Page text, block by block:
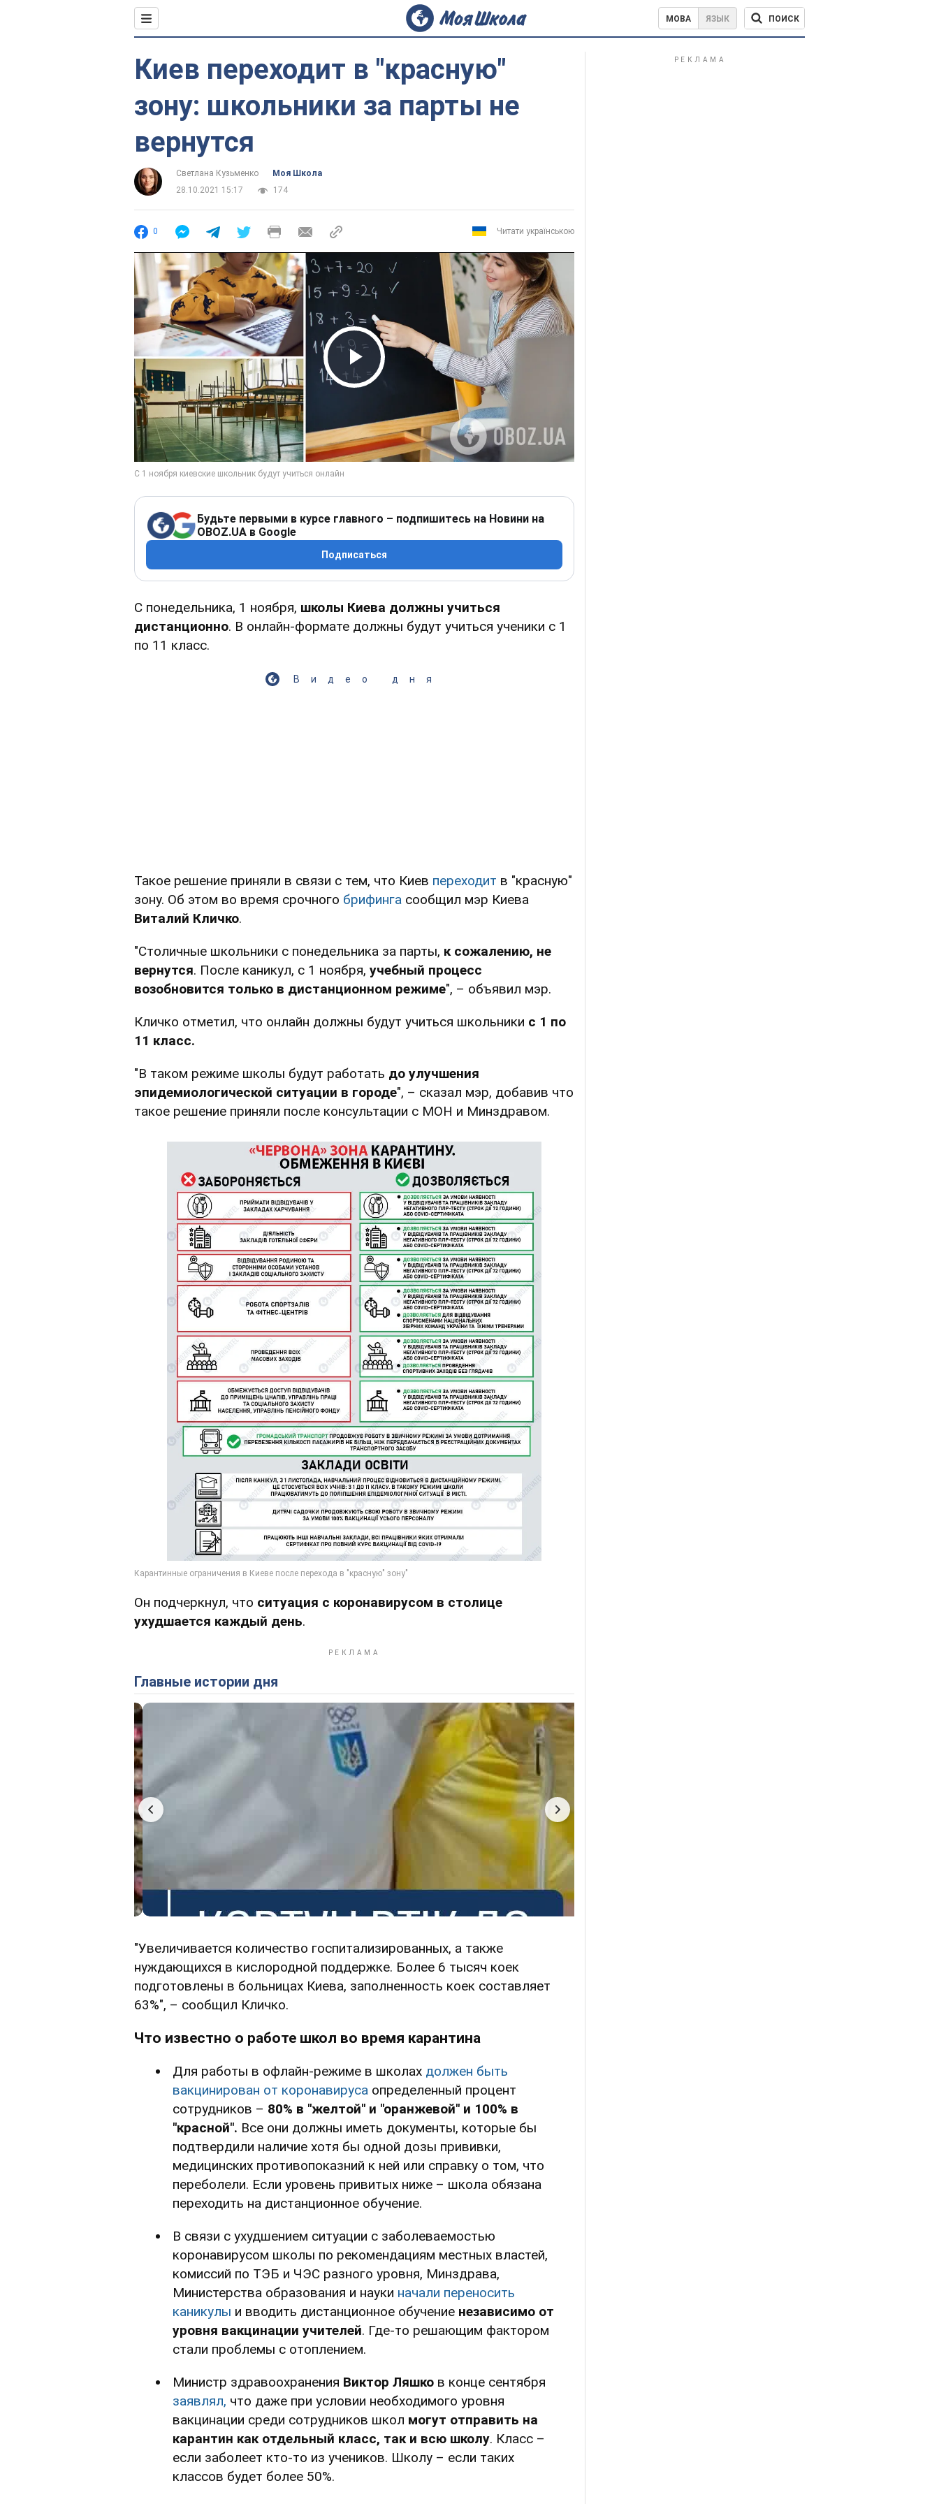
МОВА ЯЗЫК ПОИСК
Киев переходит в "красную"
зону: школьники за парты не
вернутся
Светлана Кузьменко
Моя Школа
28.10.2021 15:17
174
0 Читати українською
Play Video
Будьте первыми в курсе главного – подпишитесь на Новини на
OBOZ.UA в Google
Подписаться
С понедельника, 1 ноября, школы Киева должны учиться
дистанционно. В онлайн-формате должны будут учиться ученики с 1
по 11 класс.
Видео дня
Такое решение приняли в связи с тем, что Киев переходит в "красную"
зону. Об этом во время срочного брифинга сообщил мэр Киева
Виталий Кличко.
"Столичные школьники с понедельника за парты, к сожалению, не
вернутся. После каникул, с 1 ноября, учебный процесс
возобновится только в дистанционном режиме", – объявил мэр.
Кличко отметил, что онлайн должны будут учиться школьники с 1 по
11 класс.
"В таком режиме школы будут работать до улучшения
эпидемиологической ситуации в городе", – сказал мэр, добавив что
такое решение приняли после консультации с МОН и Минздравом.
Он подчеркнул, что ситуация с коронавирусом в столице
ухудшается каждый день.
Главные истории дня
"Увеличивается количество госпитализированных, а также
нуждающихся в кислородной поддержке. Более 6 тысяч коек
подготовлены в больницах Киева, заполненность коек составляет
63%", – сообщил Кличко.
Что известно о работе школ во время карантина
Для работы в офлайн-режиме в школах должен быть
вакцинирован от коронавируса определенный процент
сотрудников – 80% в "желтой" и "оранжевой" и 100% в
"красной". Все они должны иметь документы, которые бы
подтвердили наличие хотя бы одной дозы прививки,
медицинских противопоказний к ней или справку о том, что
переболели. Если уровень привитых ниже – школа обязана
переходить на дистанционное обучение.
В связи с ухудшением ситуации с заболеваемостью
коронавирусом школы по рекомендациям местных властей,
комиссий по ТЭБ и ЧЭС разного уровня, Минздрава,
Министерства образования и науки начали переносить
каникулы и вводить дистанционное обучение независимо от
уровня вакцинации учителей. Где-то решающим фактором
стали проблемы с отоплением.
Министр здравоохранения Виктор Ляшко в конце сентября
заявлял, что даже при условии необходимого уровня
вакцинации среди сотрудников школ могут отправить на
карантин как отдельный класс, так и всю школу. Класс –
если заболеет кто-то из учеников. Школу – если таких
классов будет более 50%.